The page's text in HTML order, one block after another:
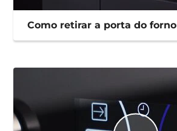
Como retirar a porta do forno